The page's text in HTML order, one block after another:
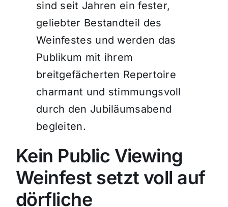
sind seit Jahren ein fester,
geliebter Bestandteil des
Weinfestes und werden das
Publikum mit ihrem
breitgefächerten Repertoire
charmant und stimmungsvoll
durch den Jubiläumsabend
begleiten.
Kein Public Viewing
Weinfest setzt voll auf
dörfliche